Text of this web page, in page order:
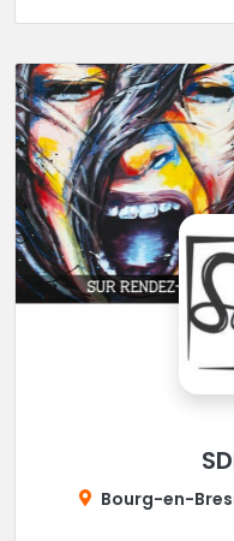
Bourg-en-